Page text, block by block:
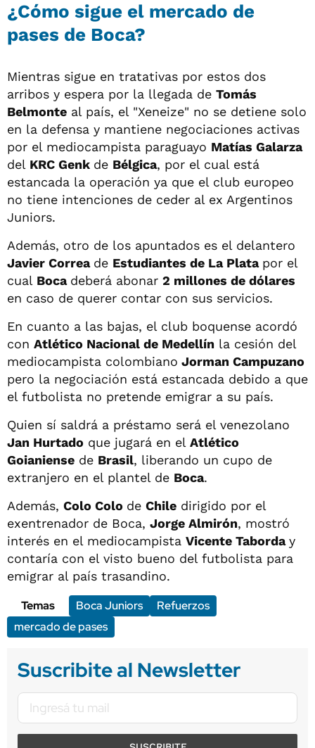
¿Cómo sigue el mercado de
pases de Boca?
Mientras sigue en tratativas por estos dos
arribos y espera por la llegada de Tomás
Belmonte al país, el "Xeneize" no se detiene solo
en la defensa y mantiene negociaciones activas
por el mediocampista paraguayo Matías Galarza
del KRC Genk de Bélgica, por el cual está
estancada la operación ya que el club europeo
no tiene intenciones de ceder al ex Argentinos
Juniors.
Además, otro de los apuntados es el delantero
Javier Correa de Estudiantes de La Plata por el
cual Boca deberá abonar 2 millones de dólares
en caso de querer contar con sus servicios.
En cuanto a las bajas, el club boquense acordó
con Atlético Nacional de Medellín la cesión del
mediocampista colombiano Jorman Campuzano
pero la negociación está estancada debido a que
el futbolista no pretende emigrar a su país.
Quien sí saldrá a préstamo será el venezolano
Jan Hurtado que jugará en el Atlético
Goianiense de Brasil, liberando un cupo de
extranjero en el plantel de Boca.
Además, Colo Colo de Chile dirigido por el
exentrenador de Boca, Jorge Almirón, mostró
interés en el mediocampista Vicente Taborday
contaría con el visto bueno del futbolista para
emigrar al país trasandino.
Temas
Boca Juniors
Refuerzos
mercado de pases
Suscribite al Newsletter